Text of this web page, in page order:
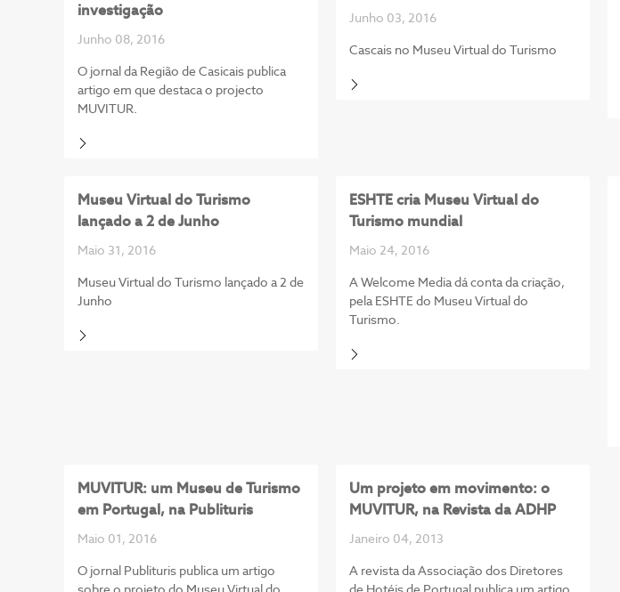
investigação
Junho 08, 2016
O jornal da Região de Casicais publica
artigo em que destaca o projecto
MUVITUR.
Junho 03, 2016
Cascais no Museu Virtual do Turismo
Museu Virtual do Turismo
lançado a 2 de Junho
Maio 31, 2016
Museu Virtual do Turismo lançado a 2 de
Junho
ESHTE cria Museu Virtual do
Turismo mundial
Maio 24, 2016
A Welcome Media dá conta da criação,
pela ESHTE do Museu Virtual do
Turismo.
MUVITUR: um Museu de Turismo
em Portugal, na Publituris
Maio 01, 2016
O jornal Publituris publica um artigo
Um projeto em movimento: o
MUVITUR, na Revista da ADHP
Janeiro 04, 2013
A revista da Associação dos Diretores